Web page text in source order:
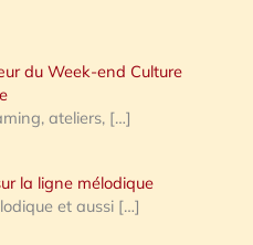
du Week-end Culture
ateliers, […]
la ligne mélodique
et aussi […]